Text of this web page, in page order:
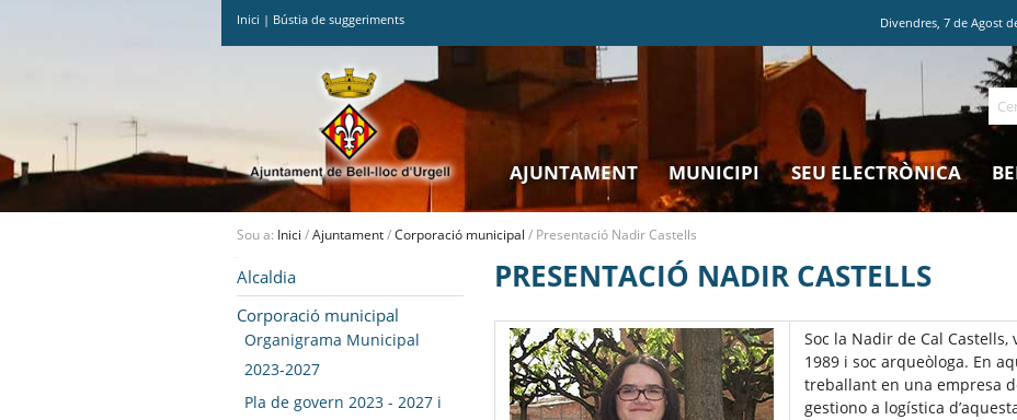
Inici | Bústia de suggeriments Divendres,7 deAgost
Cerca
AJUNTAMENT MUNICIPI SEU ELECTRÒNICA
Sou a: Inici /Ajuntament/Corporació municipal / Presentació Nadir Castells
Alcaldia
Corporació municipal
Organigrama Municipal
2023-2027
Pla de govern 2023 - 2027 i
PRESENTACIÓ NADIR CASTELLS
Soc la Nadir de Cal Castells,
1989 i soc arqueòloga. En
treballant en una empresa
gestiono a logística